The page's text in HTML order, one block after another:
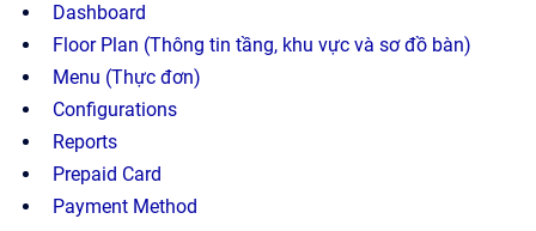
Dashboard
Floor Plan (Thông tin tầng, khu vực và sơ đồ bàn)
Menu (Thực đơn)
Configurations
Reports
Prepaid Card
Payment Method